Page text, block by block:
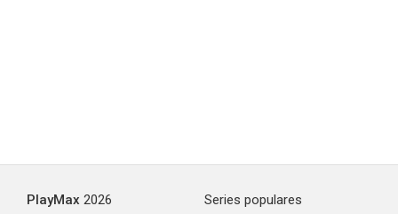
PlayMax 2026
Series populares